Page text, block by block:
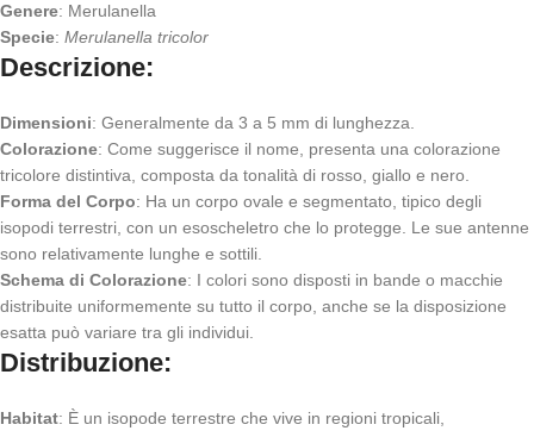
Genere: Merulanella
Specie: Merulanella tricolor
Descrizione:
Dimensioni: Generalmente da 3 a 5 mm di lunghezza.
Colorazione: Come suggerisce il nome, presenta una colorazione
tricolore distintiva, composta da tonalità di rosso, giallo e nero.
Forma del Corpo: Ha un corpo ovale e segmentato, tipico degli
isopodi terrestri, con un esoscheletro che lo protegge. Le sue antenne
sono relativamente lunghe e sottili.
Schema di Colorazione: I colori sono disposti in bande o macchie
distribuite uniformemente su tutto il corpo, anche se la disposizione
esatta può variare tra gli individui.
Distribuzione:
Habitat: È un isopode terrestre che vive in regioni tropicali,